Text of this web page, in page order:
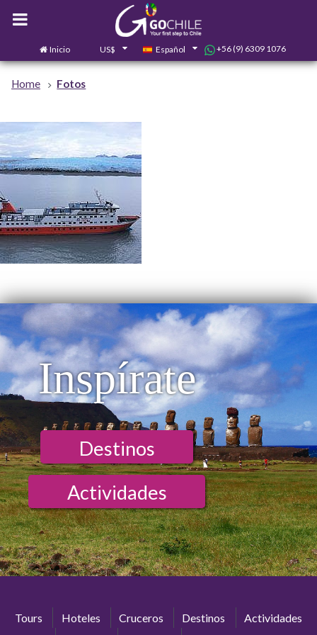
Inicio US$ Español +56 (9) 6309 1076
Home Fotos
Inspírate
Destinos
Actividades
Tours Hoteles Cruceros Destinos
Actividades